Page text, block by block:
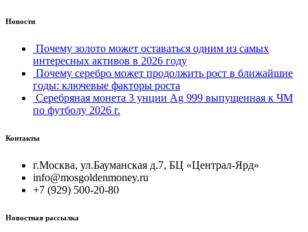
Новости
Почему золото может оставаться одним из самых
интересных активов в 2026 году
Почему серебро может продолжить рост в ближайшие
годы: ключевые факторы роста
Серебряная монета 3 унции Ag 999 выпущенная к ЧМ
по футболу 2026 г.
Контакты
г.Москва, ул.Бауманская д.7, БЦ «Централ-Ярд»
info@mosgoldenmoney.ru
+7 (929) 500-20-80
Новостная рассылка